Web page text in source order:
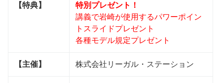
【特典】
特別プレゼント！
講義で岩崎が使用するパワーポイン
トスライドプレゼント
各種モデル規定プレゼント
【主催】 株式会社リーガル・ステーション